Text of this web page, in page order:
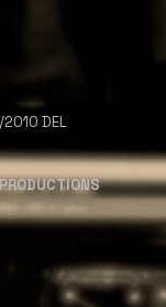
DEL